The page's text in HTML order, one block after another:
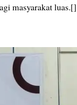
masyarakat luas.[]